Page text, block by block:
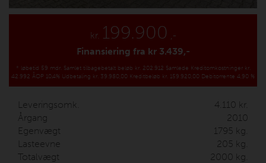
kr. 199.900
,-
Finansiering fra kr 3.439,-
* løbetid 59 mdr. Samlet tilbagebetalt beløb kr. 202.912 Samlede Kreditomkostninger kr.
42.992 ÅOP 10,4% Udbetaling kr. 39.980,00 Kreditbeløb kr. 159.920,00 Debitorrente 4,90 %
Leveringsomk. 4.110 kr.
Årgang
2010
Egenvægt
1795 kg.
Lasteevne
205 kg.
Totalvægt
2000 kg.